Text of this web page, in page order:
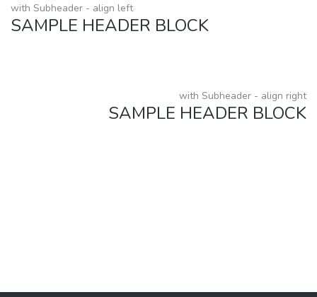
with Subheader - align left
SAMPLE HEADER BLOCK
with Subheader - align right
SAMPLE HEADER BLOCK